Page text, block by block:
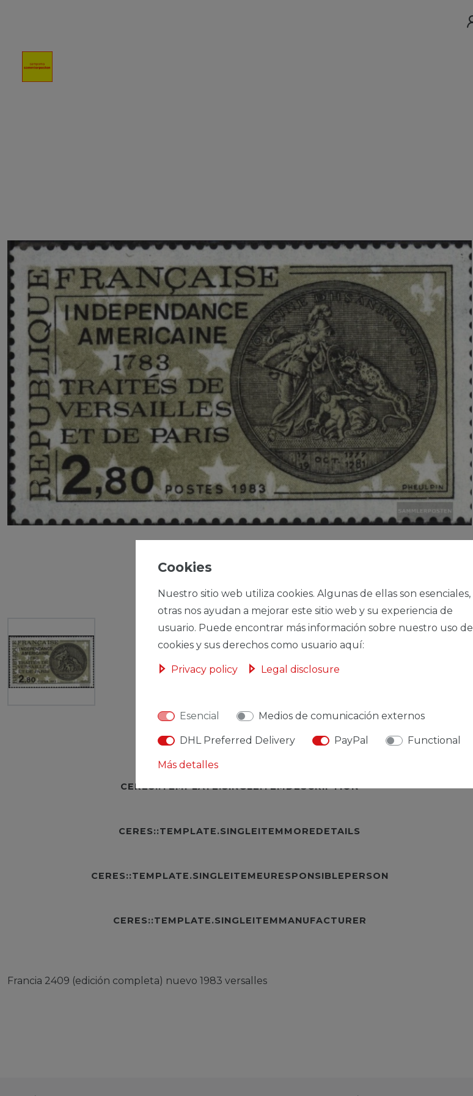
CERES::TEMPLATE.SINGLEITEMDESCRIPTION
CERES::TEMPLATE.SINGLEITEMMOREDETAILS
CERES::TEMPLATE.SINGLEITEMEURESPONSIBLEPERSON
CERES::TEMPLATE.SINGLEITEMMANUFACTURER
Francia 2409 (edición completa) nuevo 1983 versalles
Cookies
Nuestro sitio web utiliza cookies. Algunas de ellas son esenciales,
otras nos ayudan a mejorar este sitio web y su experiencia de
usuario. Puede encontrar más información sobre nuestro uso de
cookies y sus derechos como usuario aquí:
Privacy policy Legal disclosure
Esencial Medios de comunicación externos
DHL Preferred Delivery PayPal Functional
Más detalles